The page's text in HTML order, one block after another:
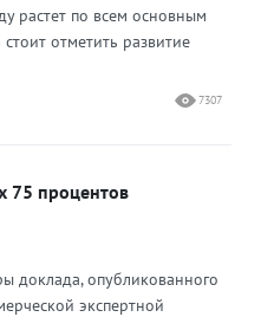
растет по всем основным
отметить развитие
7307
75 процентов
доклада, опубликованного
экспертной